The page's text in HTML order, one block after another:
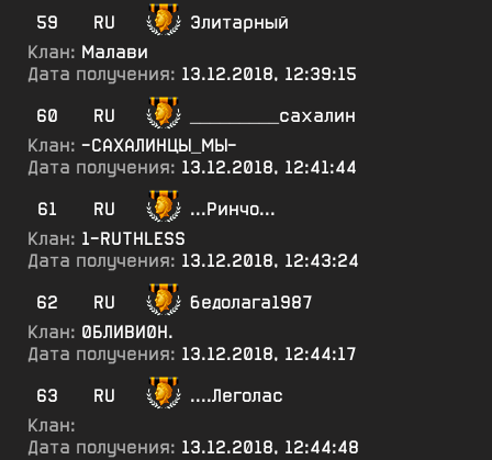
59
RU
Элитарный
Клан: Малави
Дата получения: 13.12.2018, 12:39:15
60
RU
_________сахалин
Клан: -САХАЛИНЦЫ_МЫ-
Дата получения: 13.12.2018, 12:41:44
61
RU
...Ринчо...
Клан: 1-RUTHLESS
Дата получения: 13.12.2018, 12:43:24
62
RU
бедолага1987
Клан: 0БЛИВИ0Н.
Дата получения: 13.12.2018, 12:44:17
63
RU
....Леголас
Клан:
Дата получения: 13.12.2018, 12:44:48